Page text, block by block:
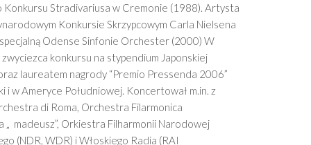
Stradivariusa w Cremonie (1988). Artysta
Konkursie Skrzypcowym Carla Nielsena
Odense Sinfonie Orchester (2000) W
konkursu na stypendium Japonskiej
laureatem nagrody “Premio Pressenda 2006”
w Ameryce Południowej. Koncertował m.in. z
di Roma, Orchestra Filarmonica
madeusz”, Orkiestra Filharmonii Narodowej
(NDR, WDR) i Włoskiego Radia (RAI